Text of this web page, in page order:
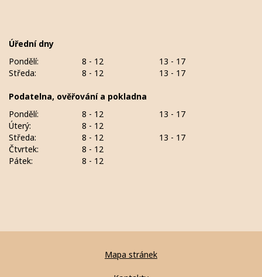
Úřední dny
Pondělí:
8 - 12
13 - 17
Středa:
8 - 12 13 - 17
Podatelna, ověřování a pokladna
Pondělí:
8 - 12
13 - 17
Úterý:
8 - 12
Středa:
8 - 12
13 - 17
Čtvrtek:
8 - 12
Pátek:
8 - 12
Mapa stránek